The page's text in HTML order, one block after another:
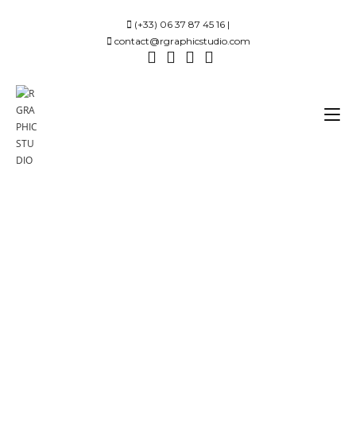
(+33) 06 37 87 45 16 |
contact@rgraphicstudio.com